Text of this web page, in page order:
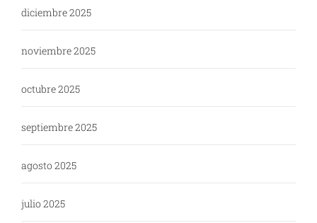
diciembre 2025
noviembre 2025
octubre 2025
septiembre 2025
agosto 2025
julio 2025